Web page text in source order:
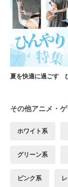
夏を快適に過ごす
その他アニメ・
ホワイト系
グリーン系
ピンク系